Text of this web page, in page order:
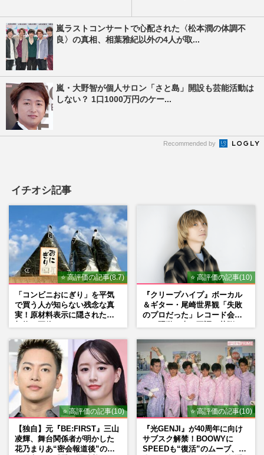
嵐ラストコンサートで心配された〈松本潤の体調不
良〉の真相、相葉雅紀以外の4人が取...
嵐・大野智が個人サロン「さと島」開設も芸能活動は
しない？ 1口1000万円のケー...
Recommended by
イチオシ記事
⭐ 高評価の記事(8.7)
「コンビニおにぎり」を平気
で買う人が知らない残念な真
実！原材料表示に隠された添
⭐ 高評価の記事(10)
『クリープハイプ』ボーカル
＆ギター・尾崎世界観「失敗
のプロだった」レコード会社
⭐ 高評価の記事(10)
【独自】元『BE:FIRST』三山
凌輝、舞台関係者が明かした
花乃まりあ“密会報道後”の呆
⭐ 高評価の記事(10)
『光GENJI』が40周年に向け
サブスク解禁！BOOWYに
SPEEDも“復活”のムーブ、本